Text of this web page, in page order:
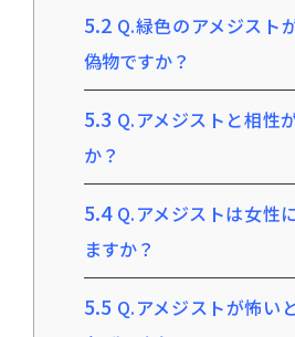
5.2 Q.緑色のアメジスト
偽物ですか？
5.3 Q.アメジストと相性
か？
5.4Q.アメジストは女性
ますか？
5.5 Q.アメジストが怖い